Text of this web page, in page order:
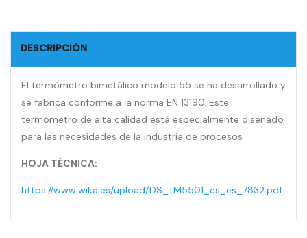
DESCRIPCIÓN
El termómetro bimetálico modelo 55 se ha desarrollado y
se fabrica conforme a la norma EN 13190. Este
termómetro de alta calidad está especialmente diseñado
para las necesidades de la industria de procesos
HOJA TÉCNICA:
https://www.wika.es/upload/DS_TM5501_es_es_7832.pdf